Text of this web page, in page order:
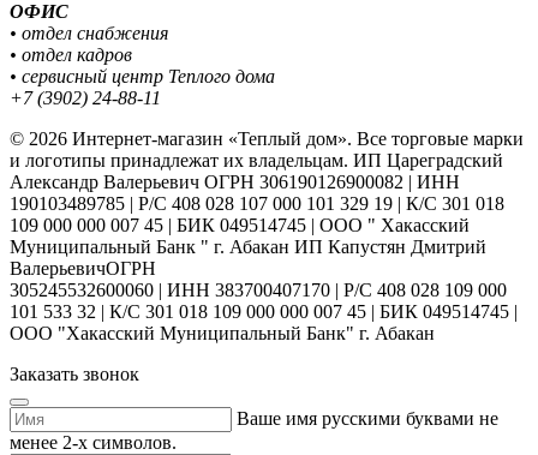
ОФИС
• отдел снабжения
• отдел кадров
• сервисный центр Теплого дома
+7 (3902) 24-88-11
© 2026 Интернет-магазин «Теплый дом». Все торговые марки
и логотипы принадлежат их владельцам. ИП Цареградский
Александр Валерьевич ОГРН 306190126900082 | ИНН
190103489785 | Р/С 408 028 107 000 101 329 19 | К/С 301 018
109 000 000 007 45 | БИК 049514745 | ООО " Хакасский
Муниципальный Банк " г. Абакан ИП Капустян Дмитрий
ВалерьевичОГРН
305245532600060 | ИНН 383700407170 | Р/С 408 028 109 000
101 533 32 | К/С 301 018 109 000 000 007 45 | БИК 049514745 |
ООО "Хакасский Муниципальный Банк" г. Абакан
Заказать звонок
Ваше имя русскими буквами не
менее 2-х символов.